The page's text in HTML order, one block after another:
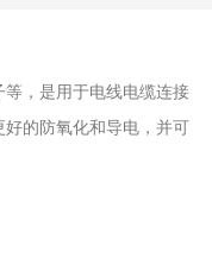
，是用于电线电缆连接
的防氧化和导电，并可